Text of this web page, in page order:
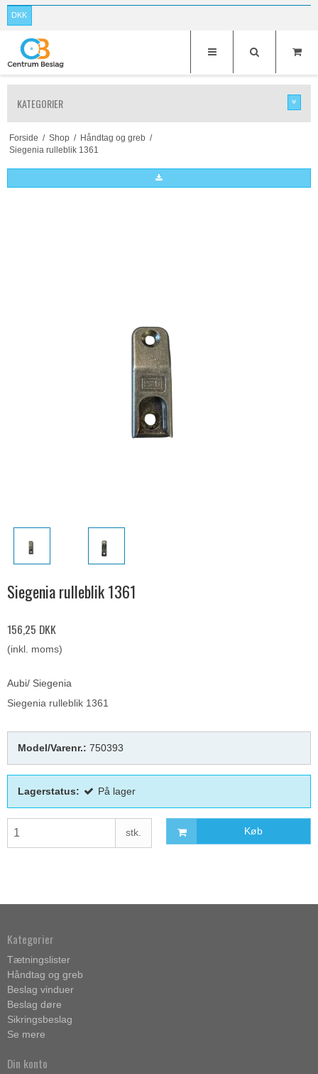
DKK
KATEGORIER
Forside / Shop / Håndtag og greb /
Siegenia rulleblik 1361
Siegenia rulleblik 1361
156,25 DKK
(inkl. moms)
Aubi/ Siegenia
Siegenia rulleblik 1361
Model/Varenr.: 750393
Lagerstatus: På lager
stk. Køb
Kategorier
Tætningslister
Håndtag og greb
Beslag vinduer
Beslag døre
Sikringsbeslag
Se mere
Din konto